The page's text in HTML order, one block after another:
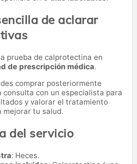
de aclarar
prueba de calprotectina en
de prescripción médica.
comprar posteriormente
consulta con un especialista para
y valorar el tratamiento
mejorar tu salud.
del servicio
: Heces.